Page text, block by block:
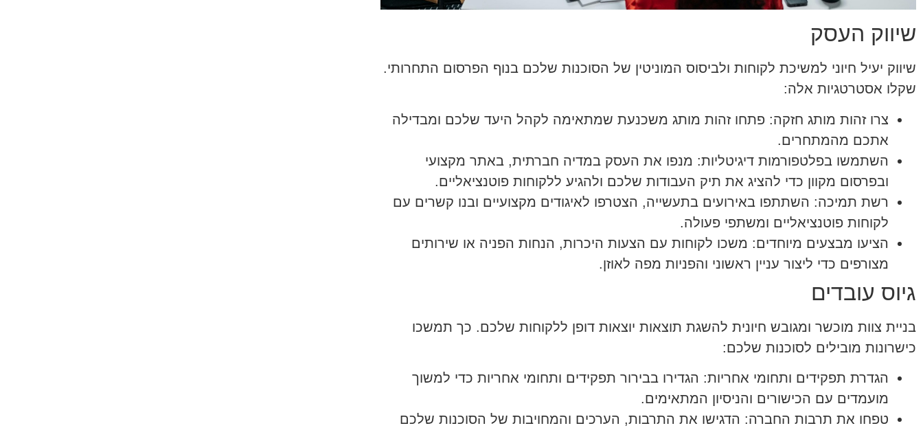
שיווק העסק
שיווק יעיל חיוני למשיכת לקוחות ולביסוס המוניטין של הסוכנות שלכם בנוף הפרסום התחרותי.
שקלו אסטרטגיות אלה:
צרו זהות מותג חזקה: פתחו זהות מותג משכנעת שמתאימה לקהל היעד שלכם ומבדילה
אתכם מהמתחרים.
השתמשו בפלטפורמות דיגיטליות: מנפו את העסק במדיה חברתית, באתר מקצועי
ובפרסום מקוון כדי להציג את תיק העבודות שלכם ולהגיע ללקוחות פוטנציאליים.
רשת תמיכה: השתתפו באירועים בתעשייה, הצטרפו לאיגודים מקצועיים ובנו קשרים עם
לקוחות פוטנציאליים ומשתפי פעולה.
הציעו מבצעים מיוחדים: משכו לקוחות עם הצעות היכרות, הנחות הפניה או שירותים
מצורפים כדי ליצור עניין ראשוני והפניות מפה לאוזן.
גיוס עובדים
בניית צוות מוכשר ומגובש חיונית להשגת תוצאות יוצאות דופן ללקוחות שלכם. כך תמשכו
כישרונות מובילים לסוכנות שלכם:
הגדרת תפקידים ותחומי אחריות: הגדירו בבירור תפקידים ותחומי אחריות כדי למשוך
מועמדים עם הכישורים והניסיון המתאימים.
טפחו את תרבות החברה: הדגישו את התרבות, הערכים והמחויבות של הסוכנות שלכם